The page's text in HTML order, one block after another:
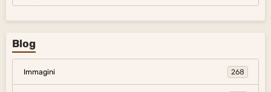
Blog
Immagini 268